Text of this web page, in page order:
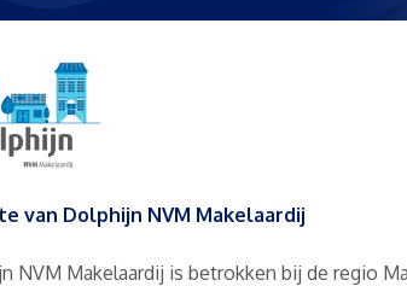
van Dolphijn NVM Makelaardij
NVM Makelaardij is betrokken bij de regio